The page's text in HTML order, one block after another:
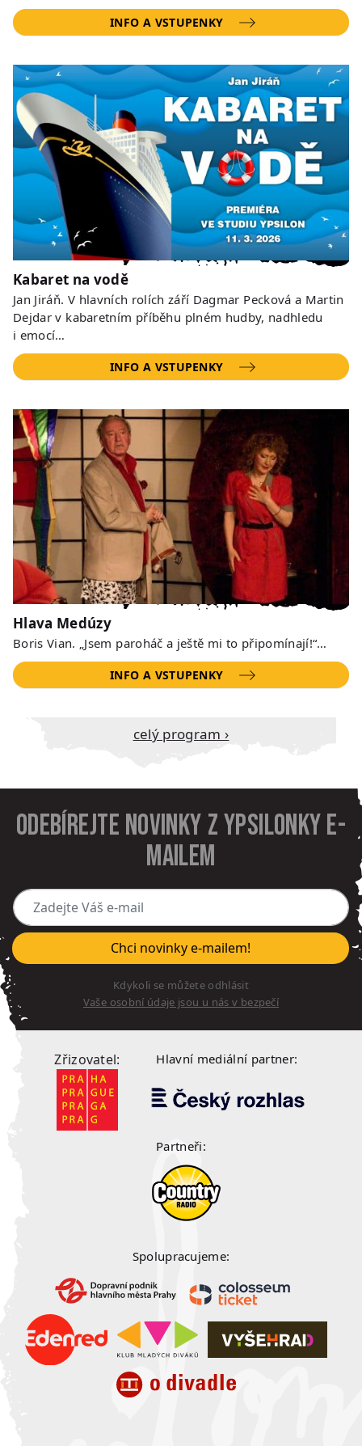
INFO A VSTUPENKY
Kabaret na vodě
Jan Jiráň. V hlavních rolích září Dagmar Pecková a Martin
Dejdar v kabaretním příběhu plném hudby, nadhledu
i emocí…
INFO A VSTUPENKY
Hlava Medúzy
Boris Vian. „Jsem paroháč a ještě mi to připomínají!“…
INFO A VSTUPENKY
Celý program ›
Odebírejte novinky z Ypsilonky e-
mailem
Zadejte Váš e-mail
Chci novinky e-mailem!
Kdykoli se můžete odhlásit
Vaše osobní údaje jsou u nás v bezpečí
Zřizovatel: Hlavní mediální partner:
Partneři:
Spolupracujeme: